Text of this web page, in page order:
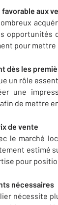
favorable aux
opportunités
pour mettre
dès les
un rôle
une
de mettre
de vente
le marché
estimé
pour
nécessaires
nécessite